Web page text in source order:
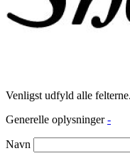
Venligst udfyld alle felterne.
Generelle oplysninger -
Navn